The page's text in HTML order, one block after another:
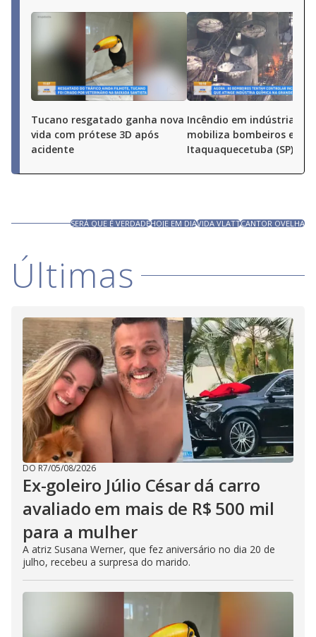
Tucano resgatado ganha nova
vida com prótese 3D após
acidente
Incêndio em indústria
mobiliza bombeiros em
Itaquaquecetuba (SP)
SERÁ QUE É VERDADEHOJE EM DIAVIDA VLATTCANTOR OVELHA
Últimas
DO R7/05/08/2026
Ex-goleiro Júlio César dá carro
avaliado em mais de R$ 500 mil
para a mulher
A atriz Susana Werner, que fez aniversário no dia 20 de
julho, recebeu a surpresa do marido.